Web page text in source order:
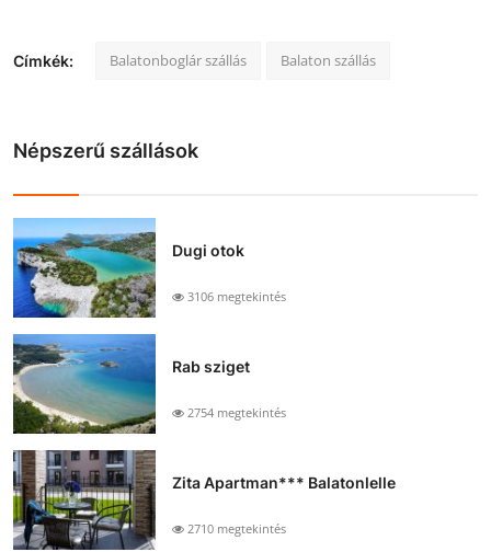
Címkék: Balatonboglár szállás Balaton szállás
Népszerű szállások
Dugi otok
3106 megtekintés
Rab sziget
2754 megtekintés
Zita Apartman*** Balatonlelle
2710 megtekintés